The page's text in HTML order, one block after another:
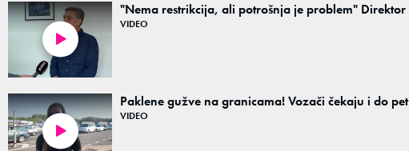
"Nema restrikcija, ali potrošnja je problem"
VIDEO
Paklene gužve na granicama! Vozači čekaju i do
VIDEO